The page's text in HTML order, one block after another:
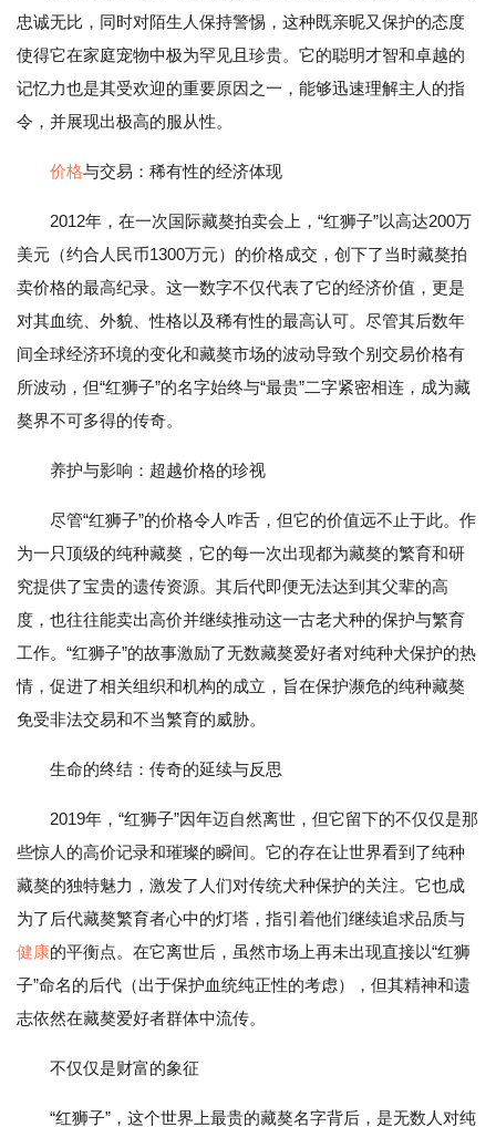
忠诚无比，同时对陌生人保持警惕，这种既亲昵又保护的态度
使得它在家庭宠物中极为罕见且珍贵。它的聪明才智和卓越的
记忆力也是其受欢迎的重要原因之一，能够迅速理解主人的指
令，并展现出极高的服从性。
价格与交易：稀有性的经济体现
2012年，在一次国际藏獒拍卖会上，“红狮子”以高达200万
美元（约合人民币1300万元）的价格成交，创下了当时藏獒拍
卖价格的最高纪录。这一数字不仅代表了它的经济价值，更是
对其血统、外貌、性格以及稀有性的最高认可。尽管其后数年
间全球经济环境的变化和藏獒市场的波动导致个别交易价格有
所波动，但“红狮子”的名字始终与“最贵”二字紧密相连，成为藏
獒界不可多得的传奇。
养护与影响：超越价格的珍视
尽管“红狮子”的价格令人咋舌，但它的价值远不止于此。作
为一只顶级的纯种藏獒，它的每一次出现都为藏獒的繁育和研
究提供了宝贵的遗传资源。其后代即便无法达到其父辈的高
度，也往往能卖出高价并继续推动这一古老犬种的保护与繁育
工作。“红狮子”的故事激励了无数藏獒爱好者对纯种犬保护的热
情，促进了相关组织和机构的成立，旨在保护濒危的纯种藏獒
免受非法交易和不当繁育的威胁。
生命的终结：传奇的延续与反思
2019年，“红狮子”因年迈自然离世，但它留下的不仅仅是那
些惊人的高价记录和璀璨的瞬间。它的存在让世界看到了纯种
藏獒的独特魅力，激发了人们对传统犬种保护的关注。它也成
为了后代藏獒繁育者心中的灯塔，指引着他们继续追求品质与
健康的平衡点。在它离世后，虽然市场上再未出现直接以“红狮
子”命名的后代（出于保护血统纯正性的考虑），但其精神和遗
志依然在藏獒爱好者群体中流传。
不仅仅是财富的象征
“红狮子”，这个世界上最贵的藏獒名字背后，是无数人对纯